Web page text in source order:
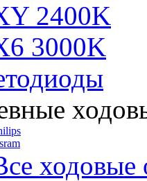
2400K
3000K
ходовые